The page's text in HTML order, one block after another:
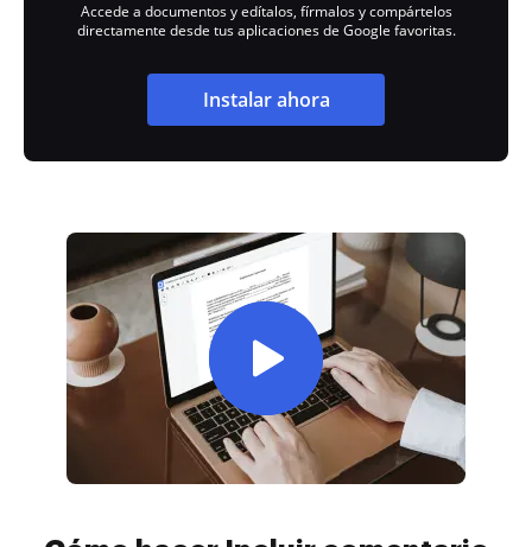
Accede a documentos y edítalos, fírmalos y compártelos
directamente desde tus aplicaciones de Google favoritas.
Instalar ahora